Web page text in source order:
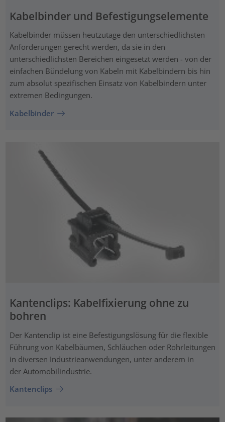
Kabelbinder und Befestigungselemente
Kabelbinder müssen heutzutage den unterschiedlichsten
Anforderungen gerecht werden, da sie in den
unterschiedlichsten Bereichen eingesetzt werden - von der
einfachen Bündelung von Kabeln mit Kabelbindern bis hin
zum absolut spezifischen Einsatz von Kabelbindern unter
extremen Bedingungen.
Kabelbinder
Kantenclips: Kabelfixierung ohne zu
bohren
Der Kantenclip ist eine Befestigungslösung für die flexible
Führung von Kabelbäumen, Schläuchen oder Rohrleitungen
in diversen Industrieanwendungen, unter anderem in
der Automobilindustrie.
Kantenclips